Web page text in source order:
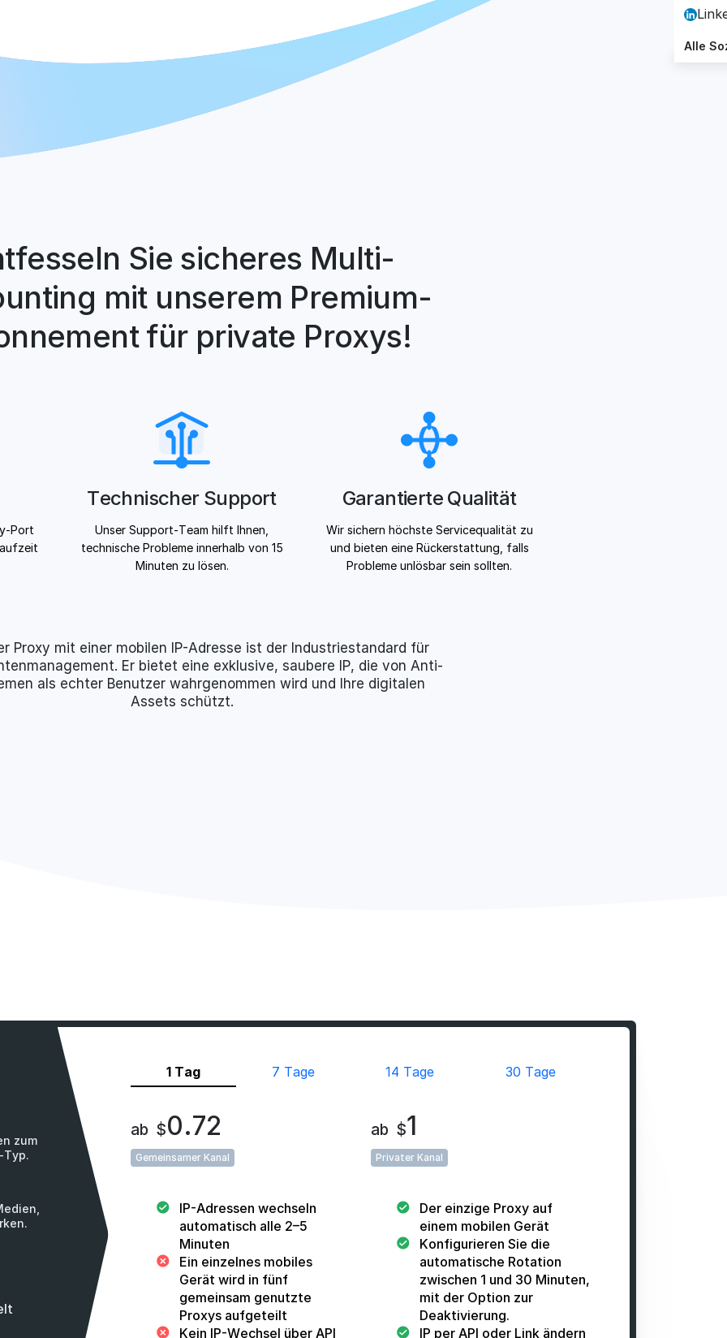
Alle
Sie sicheres Multi-
mit unserem Premium-
für private Proxys!
Port
Technischer Support
Unser Support-Team hilft Ihnen,
technische Probleme innerhalb von 15
Minuten zu lösen.
Garantierte Qualität
Wir sichern höchste Servicequalität zu
und bieten eine Rückerstattung, falls
Probleme unlösbar sein sollten.
Proxy mit einer mobilen IP-Adresse ist der Industriestandard für
Er bietet eine exklusive, saubere IP, die von Anti-
als echter Benutzer wahrgenommen wird und Ihre digitalen
Assets schützt.
zum
Typ.
1 Tag 7 Tage 14 Tage 30 Tage
ab $0.72
Gemeinsamer Kanal
IP-Adressen wechseln
automatisch alle 2–5
Minuten
Ein einzelnes mobiles
Gerät wird in fünf
gemeinsam genutzte
Proxys aufgeteilt
Kein IP-Wechsel über API
ab $1
Privater Kanal
Der einzige Proxy auf
einem mobilen Gerät
Konfigurieren Sie die
automatische Rotation
zwischen 1 und 30 Minuten,
mit der Option zur
Deaktivierung.
IP per API oder Link ändern